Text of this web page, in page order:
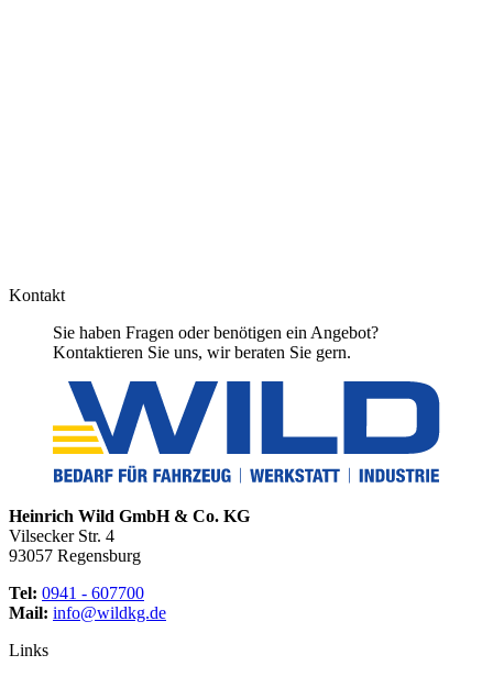
Kontakt
Sie haben Fragen oder benötigen ein Angebot?
Kontaktieren Sie uns, wir beraten Sie gern.
Heinrich Wild GmbH & Co. KG
Vilsecker Str. 4
93057 Regensburg
Tel: 0941 - 607700
Mail: info@wildkg.de
Links